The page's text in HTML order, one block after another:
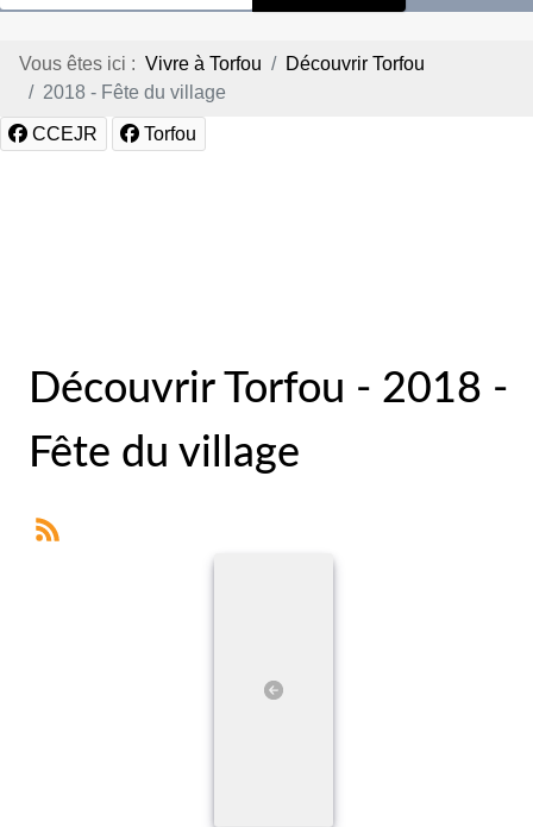
Vous êtes ici : Vivre à Torfou
Découvrir Torfou
2018 - Fête du village
CCEJR Torfou
Découvrir Torfou - 2018 -
Fête du village